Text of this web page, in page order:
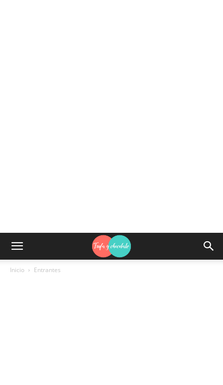
Inicio Entrantes